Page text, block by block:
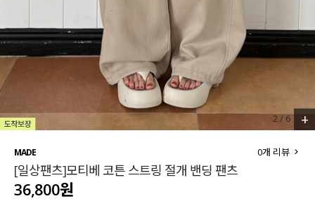
하객룩
110사이즈
티셔츠
블라우스
원피스
팬츠
스커트
언더웨어
2/ 6 +
MADE
[일상팬츠]모티베 코튼 스트링 절개 밴딩 팬츠
0개 리뷰
36,800원